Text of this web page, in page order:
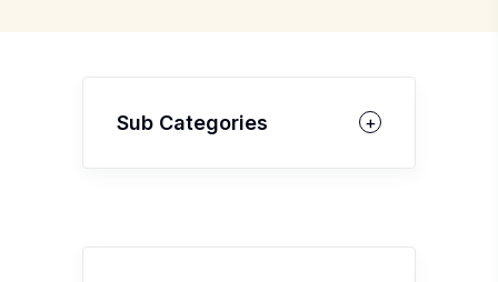
Sub Categories